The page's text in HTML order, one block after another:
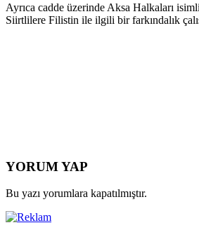
Ayrıca cadde üzerinde Aksa Halkaları
Siirtlilere Filistin ile ilgili bir farkındalık
YORUM YAP
Bu yazı yorumlara kapatılmıştır.